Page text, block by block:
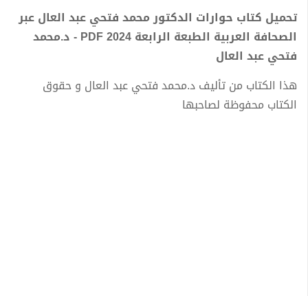
تحميل كتاب حوارات الدكتور محمد فتحي عبد العال عبر
الصحافة العربية الطبعة الرابعة 2024 PDF - د.محمد
فتحي عبد العال
هذا الكتاب من تأليف د.محمد فتحي عبد العال و حقوق
الكتاب محفوظة لصاحبها